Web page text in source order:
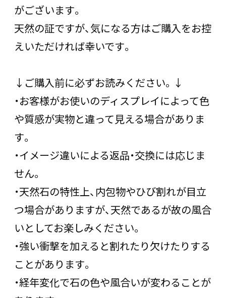
がございます。
天然の証ですが、気になる方はご購入をお控
えいただければ幸いです。
↓ご購入前に必ずお読みください。↓
・お客様がお使いのディスプレイによって色
や質感が実物と違って見える場合がありま
す。
・イメージ違いによる返品・交換には応じま
せん。
・天然石の特性上、内包物やひび割れが目立
つ場合がありますが、天然であるが故の風合
いとしてお楽しみください。
・強い衝撃を加えると割れたり欠けたりする
ことがあります。
・経年変化で石の色や風合いが変わることが